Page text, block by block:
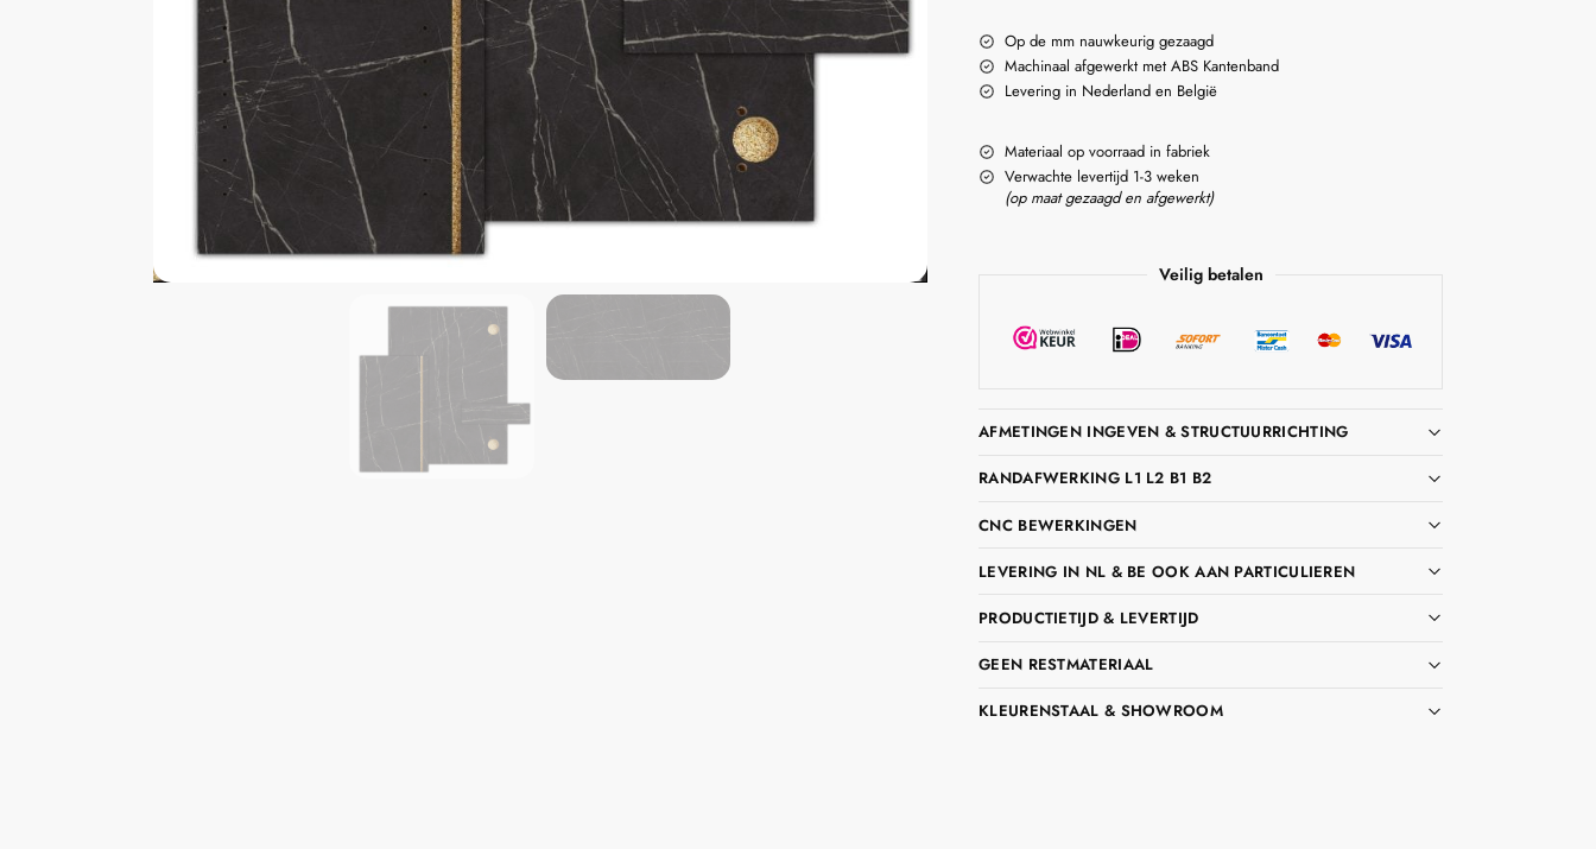
Op de mm nauwkeurig gezaagd
Machinaal afgewerkt met ABS Kantenband
Levering in Nederland en België
Materiaal op voorraad in fabriek
Verwachte levertijd 1-3 weken
(op maat gezaagd en afgewerkt)
Veilig betalen
AFMETINGEN INGEVEN & STRUCTUURRICHTING
RANDAFWERKING L1 L2 B1 B2
CNC BEWERKINGEN
LEVERING IN NL & BE OOK AAN PARTICULIEREN
PRODUCTIETIJD & LEVERTIJD
GEEN RESTMATERIAAL
KLEURENSTAAL & SHOWROOM